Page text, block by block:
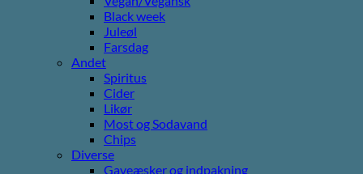
Black week
Juleøl
Farsdag
Andet
Spiritus
Cider
Likør
Most og Sodavand
Chips
Diverse
Gaveæsker og indpakning